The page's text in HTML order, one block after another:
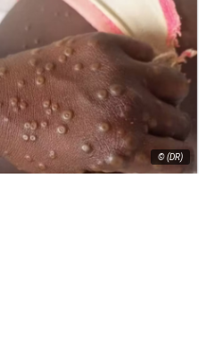
© (DR)